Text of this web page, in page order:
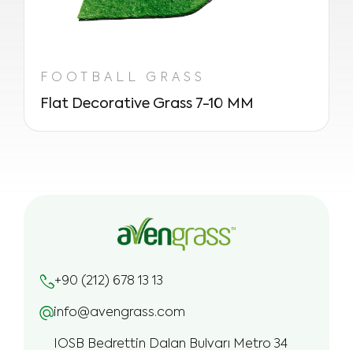
FOOTBALL GRASS
Flat Decorative Grass 7-10 MM
+90 (212) 678 13 13
info@avengrass.com
IOSB Bedrettin Dalan Bulvarı Metro 34